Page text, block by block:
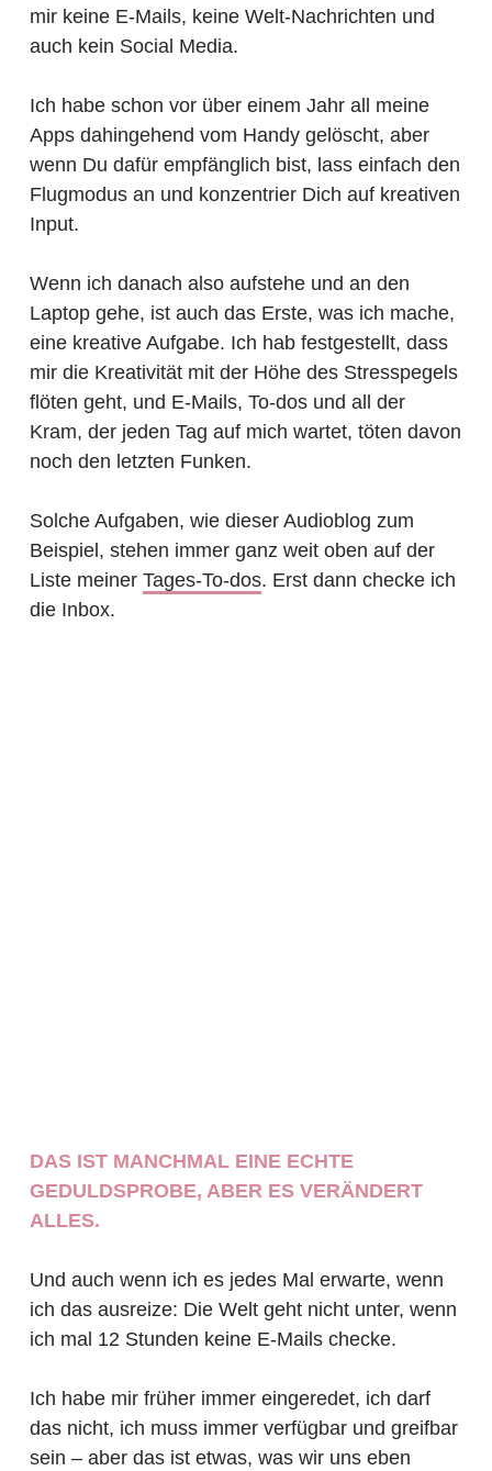
mir keine E-Mails, keine Welt-Nachrichten und
auch kein Social Media.
Ich habe schon vor über einem Jahr all meine
Apps dahingehend vom Handy gelöscht, aber
wenn Du dafür empfänglich bist, lass einfach den
Flugmodus an und konzentrier Dich auf kreativen
Input.
Wenn ich danach also aufstehe und an den
Laptop gehe, ist auch das Erste, was ich mache,
eine kreative Aufgabe. Ich hab festgestellt, dass
mir die Kreativität mit der Höhe des Stresspegels
flöten geht, und E-Mails, To-dos und all der
Kram, der jeden Tag auf mich wartet, töten davon
noch den letzten Funken.
Solche Aufgaben, wie dieser Audioblog zum
Beispiel, stehen immer ganz weit oben auf der
Liste meiner Tages-To-dos. Erst dann checke ich
die Inbox.
DAS IST MANCHMAL EINE ECHTE
GEDULDSPROBE, ABER ES VERÄNDERT
ALLES.
Und auch wenn ich es jedes Mal erwarte, wenn
ich das ausreize: Die Welt geht nicht unter, wenn
ich mal 12 Stunden keine E-Mails checke.
Ich habe mir früher immer eingeredet, ich darf
das nicht, ich muss immer verfügbar und greifbar
sein – aber das ist etwas, was wir uns eben